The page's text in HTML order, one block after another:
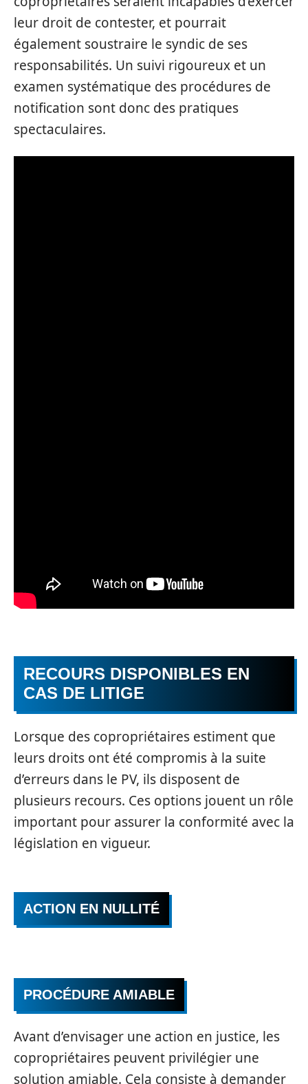
leur droit de contester, et pourrait
également soustraire le syndic de ses
responsabilités. Un suivi rigoureux et un
examen systématique des procédures de
notification sont donc des pratiques
spectaculaires.
RECOURS DISPONIBLES EN
CAS DE LITIGE
Lorsque des copropriétaires estiment que
leurs droits ont été compromis à la suite
d’erreurs dans le PV, ils disposent de
plusieurs recours. Ces options jouent un rôle
important pour assurer la conformité avec la
législation en vigueur.
ACTION EN NULLITÉ
PROCÉDURE AMIABLE
Avant d’envisager une action en justice, les
copropriétaires peuvent privilégier une
solution amiable. Cela consiste à demander